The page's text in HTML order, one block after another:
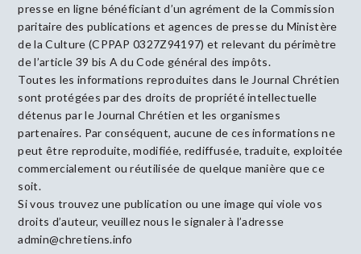
presse en ligne bénéficiant d’un agrément de la Commission
paritaire des publications et agences de presse du Ministère
de la Culture (CPPAP 0327Z94197) et relevant du périmètre
de l’article 39 bis A du Code général des impôts.
Toutes les informations reproduites dans le Journal Chrétien
sont protégées par des droits de propriété intellectuelle
détenus par le Journal Chrétien et les organismes
partenaires. Par conséquent, aucune de ces informations ne
peut être reproduite, modifiée, rediffusée, traduite, exploitée
commercialement ou réutilisée de quelque manière que ce
soit.
Si vous trouvez une publication ou une image qui viole vos
droits d’auteur, veuillez nous le signaler à l’adresse
admin@chretiens.info